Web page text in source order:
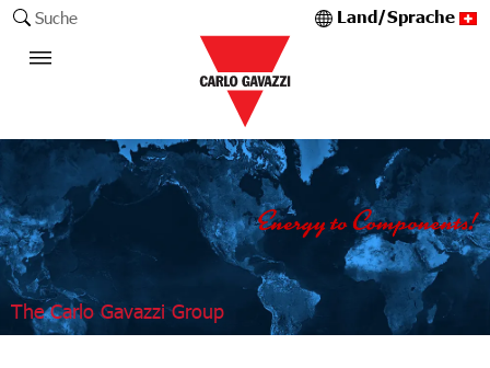
Suche Land/Sprache
The Carlo Gavazzi Group